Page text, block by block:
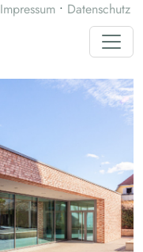
Impressum • Datenschutz